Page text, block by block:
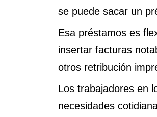
se puede sacar un
Esa préstamos es
insertar facturas
otros retribución
Los trabajadores en
necesidades